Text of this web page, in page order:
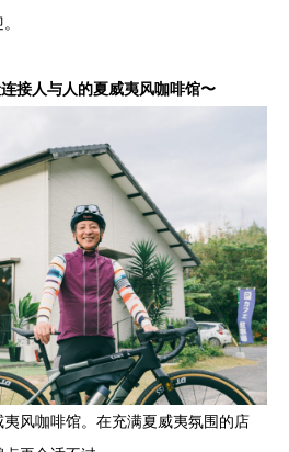
接人与人的夏威夷风咖啡馆〜
风咖啡馆。在充满夏威夷氛围的店